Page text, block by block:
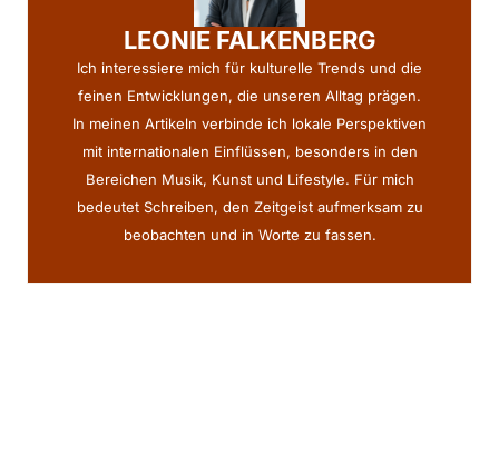
LEONIE FALKENBERG
Ich interessiere mich für kulturelle Trends und die
feinen Entwicklungen, die unseren Alltag prägen.
In meinen Artikeln verbinde ich lokale Perspektiven
mit internationalen Einflüssen, besonders in den
Bereichen Musik, Kunst und Lifestyle. Für mich
bedeutet Schreiben, den Zeitgeist aufmerksam zu
beobachten und in Worte zu fassen.